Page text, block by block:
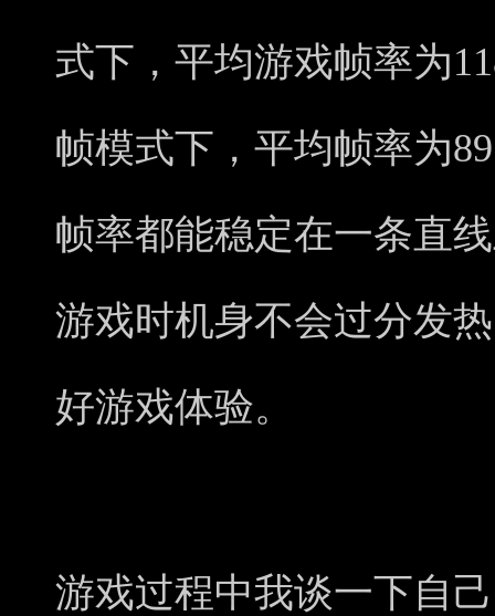
式下，平均游戏帧率为
帧模式下，平均帧率为
帧率都能稳定在一条直
游戏时机身不会过分发
好游戏体验。
游戏过程中我谈一下自